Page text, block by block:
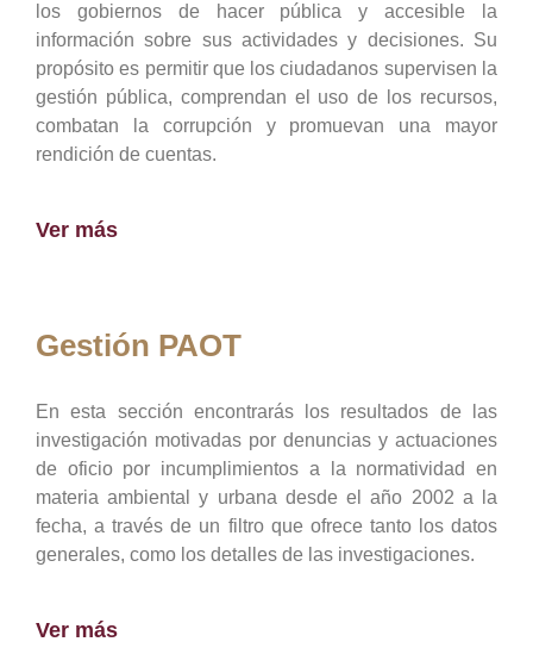
los gobiernos de hacer pública y accesible la
información sobre sus actividades y decisiones. Su
propósito es permitir que los ciudadanos supervisen la
gestión pública, comprendan el uso de los recursos,
combatan la corrupción y promuevan una mayor
rendición de cuentas.
Ver más
Gestión PAOT
En esta sección encontrarás los resultados de las
investigación motivadas por denuncias y actuaciones
de oficio por incumplimientos a la normatividad en
materia ambiental y urbana desde el año 2002 a la
fecha, a través de un filtro que ofrece tanto los datos
generales, como los detalles de las investigaciones.
Ver más